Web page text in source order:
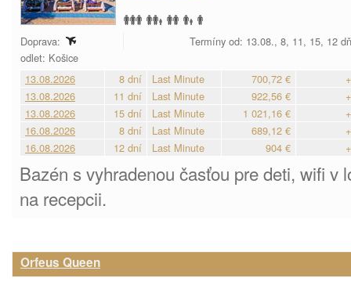
Doprava:
Termíny od: 13.08., 8, 11, 15, 12
odlet: Košice
13.08.2026
8 dní Last Minute 700,72 €
13.08.2026
11 dní Last Minute 922,56 €
13.08.2026
15 dní Last Minute 1 021,16 €
16.08.2026
8 dní Last Minute 689,12 €
16.08.2026
12 dní Last Minute 904 €
Bazén s vyhradenou časťou pre deti, wifi v
na recepcii.
Orfeus Queen